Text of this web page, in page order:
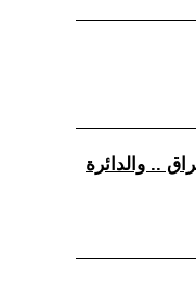
.. والدائرة